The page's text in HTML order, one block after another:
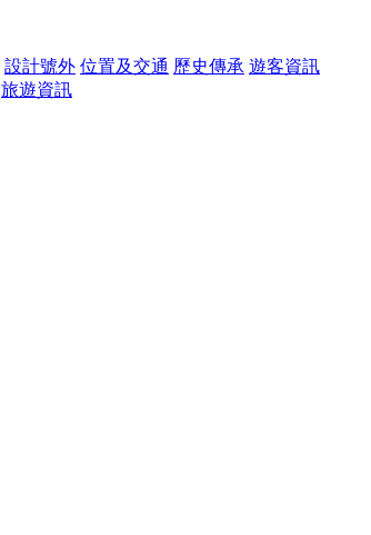
設計號外 位置及交通 歷史傳承 遊客資訊
旅遊資訊